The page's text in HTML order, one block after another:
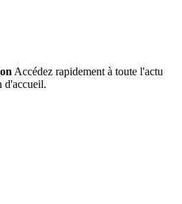
Accédez rapidement à toute l'actu
d'accueil.